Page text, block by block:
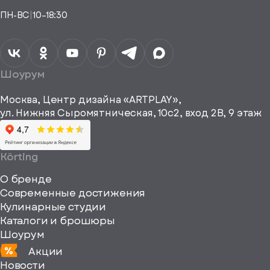
согласие на
данных
Я согласен
рекламные и
информационные
материалы
Телефон*
ПН-ВС |10–18:30
viewBox="0
0
Шоурум
Москва, Центр дизайна «ARTPLAY»,
ул. Нижняя Сыромятническая, 10с2, вход 2B, 9 этаж
Körting
О бренде
Современные достижения
Кулинарные студии
Каталоги и брошюры
Шоурум
Акции
Новости